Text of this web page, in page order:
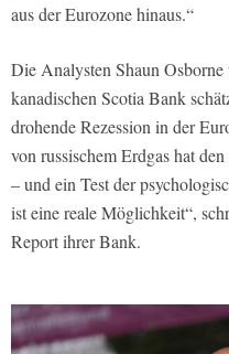
aus der Eurozone hinaus.“
Die Analysten Shaun
kanadischen Scotia Bank
drohende Rezession in der
von russischem Erdgas hat
– und ein Test der
ist eine reale Möglichkeit“,
Report ihrer Bank.